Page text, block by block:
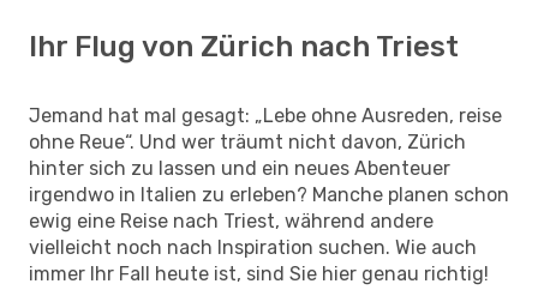
Ihr Flug von Zürich nach Triest
Jemand hat mal gesagt: „Lebe ohne Ausreden, reise
ohne Reue“. Und wer träumt nicht davon, Zürich
hinter sich zu lassen und ein neues Abenteuer
irgendwo in Italien zu erleben? Manche planen schon
ewig eine Reise nach Triest, während andere
vielleicht noch nach Inspiration suchen. Wie auch
immer Ihr Fall heute ist, sind Sie hier genau richtig!